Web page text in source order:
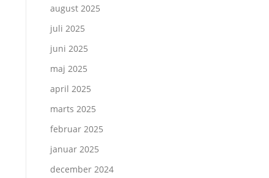
august 2025
juli 2025
juni 2025
maj 2025
april 2025
marts 2025
februar 2025
januar 2025
december 2024